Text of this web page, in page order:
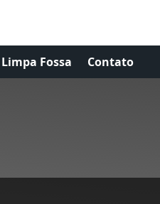
Limpa Fossa Contato